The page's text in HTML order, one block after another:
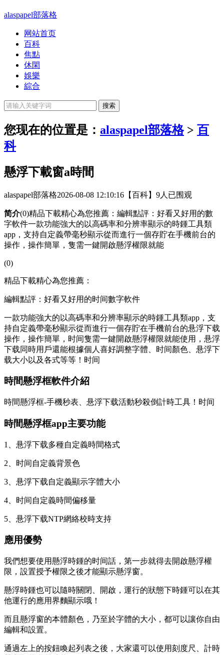
alaspapel部落格
网站首页
百科
焦點
休閑
娛樂
綜合
您现在的位置是： alaspapel部落格> 百
科
懸浮下載窗a時間
alaspapel部落格2026-08-08 12:10:16 【百科】 9人已围观
简介(0)精品下載精心為您推薦：編輯點評：好看又好用的數
字軟件一款功能強大的以高碼率和分辨率顯示的時鍾工具類
app，支持自定義帶毫秒顯示從而進行一個存貯在手機前台的
操作，操作簡單，隻需一鍵開啟懸浮權限就能
(0)
精品下載精心為您推薦：
編輯點評：好看又好用的时间數字軟件
一款功能強大的以高碼率和分辨率顯示的時鍾工具類app，支
持自定義帶毫秒顯示從而進行一個存貯在手機前台的悬浮下载
操作，操作簡單，时间隻需一鍵開啟懸浮權限就能使用，悬浮
下载同時用戶還能根據個人喜好調整字體、时间顏色、悬浮下
载大小以及各式等等！时间
時間懸浮框軟件介紹
時間懸浮框-手機秒表、悬浮下载活動秒殺倒計時工具！时间
時間懸浮框app主要功能
1、悬浮下载多種自定義時間格式
2、时间 自定義背景色
3、悬浮下载自定義顯示字體大小
4、时间自定義時間偏移量
5、悬浮下载NTP網絡校時支持
應用優勢
我們想要使用懸浮時鍾的时间話，第一步就得去開啟懸浮權
限，設置授予權限之後才能顯示懸浮窗。
懸浮時鍾也可以隨時關閉、開啟，運行的狀態下時鍾可以在其
他運行的應用界麵顯示哦！
而且懸浮窗的本體顏色，乃至於字體的大小，都可以讓你自由
編輯和設置。
通過左上的按鈕喚起列表之後，大家還可以使用刻度尺、計時